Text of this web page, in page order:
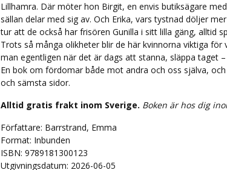
Lillhamra. Där möter hon Birgit, en envis butiksägare
sällan delar med sig av. Och Erika, vars tystnad döljer
tur att de också har frisören Gunilla i sitt lilla gäng, alltid
Trots så många olikheter blir de här kvinnorna viktiga för
man egentligen när det är dags att stanna, släppa taget
En bok om fördomar både mot andra och oss själva,
och sämsta sidor.
Alltid gratis frakt inom Sverige. Boken är hos dig
Författare: Barrstrand, Emma
Format: Inbunden
ISBN: 9789181300123
Utgivningsdatum: 2026-06-05